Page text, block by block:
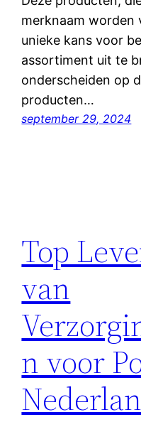
merknaam worden
unieke kans voor
assortiment uit te
onderscheiden op
producten…
september 29, 2024
Top
van
n voor